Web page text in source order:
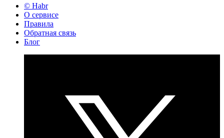
© Habr
О сервисе
Правила
Обратная связь
Блог